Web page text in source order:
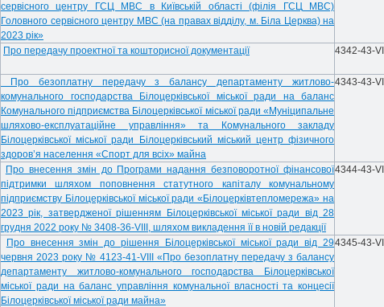
сервісного центру ГСЦ МВС в Київській області (філія ГСЦ МВС)
Головного сервісного центру МВС (на правах відділу, м. Біла Церква) на
2023 рік»
Про передачу проектної та кошторисної документації 4342-43-VIII
Про безоплатну передачу з балансу департаменту житлово-
комунального господарства Білоцерківської міської ради на баланс
Комунального підприємства Білоцерківської міської ради «Муніципальне
шляхово-експлуатаційне управління» та Комунального закладу
Білоцерківської міської ради Білоцерківський міський центр фізичного
здоров’я населення «Спорт для всіх» майна
4343-43-VIII
Про внесення змін до Програми надання безповоротної фінансової
підтримки шляхом поповнення статутного капіталу комунальному
підприємству Білоцерківської міської ради «Білоцерківтепломережа» на
2023 рік, затвердженої рішенням Білоцерківської міської ради від 28
грудня 2022 року № 3408-36-VIII, шляхом викладення її в новій редакції
4344-43-VIII
Про внесення змін до рішення Білоцерківської міської ради від 29
червня 2023 року № 4123-41-VIII «Про безоплатну передачу з балансу
департаменту житлово-комунального господарства Білоцерківської
міської ради на баланс управління комунальної власності та концесії
Білоцерківської міської ради майна»
4345-43-VIII